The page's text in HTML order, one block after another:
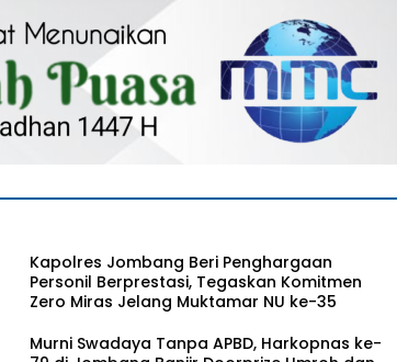
Kapolres Jombang Beri Penghargaan
Personil Berprestasi, Tegaskan Komitmen
Zero Miras Jelang Muktamar NU ke-35
Murni Swadaya Tanpa APBD, Harkopnas ke-